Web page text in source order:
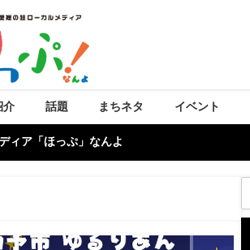
介 話題 まちネタ イベント
ィア「ほっぷ」なんよ